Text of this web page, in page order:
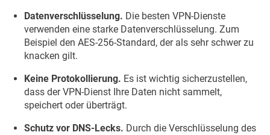
Datenverschlüsselung. Die besten VPN-Dienste
verwenden eine starke Datenverschlüsselung. Zum
Beispiel den AES-256-Standard, der als sehr schwer zu
knacken gilt.
Keine Protokollierung. Es ist wichtig sicherzustellen,
dass der VPN-Dienst Ihre Daten nicht sammelt,
speichert oder überträgt.
Schutz vor DNS-Lecks. Durch die Verschlüsselung des